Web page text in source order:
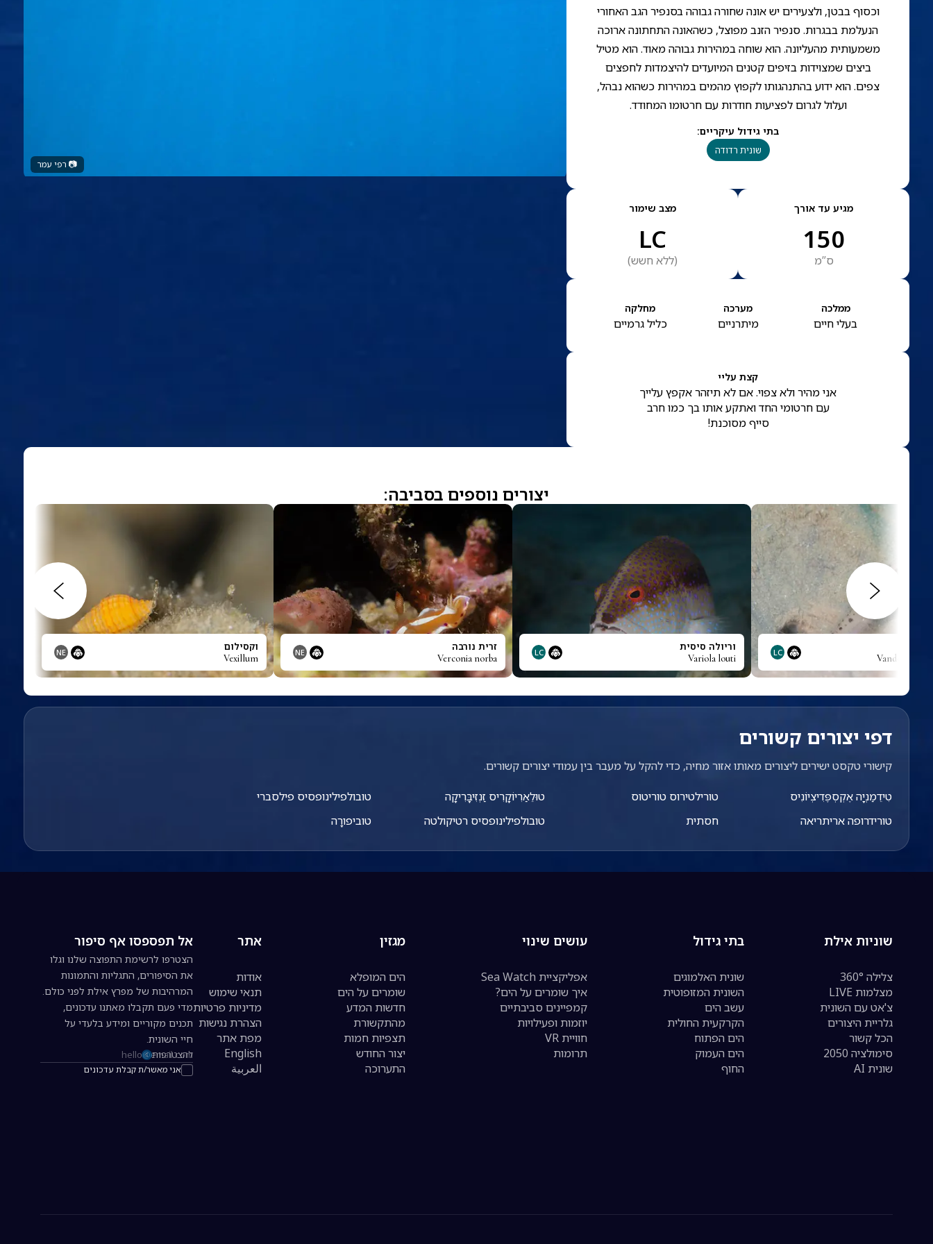
📷 רפי עמר
וכסוף בבטן, ולצעירים יש אונה שחורה גבוהה בסנפיר הגב האחורי
הנעלמת בבגרות. סנפיר הזנב מפוצל, כשהאונה התחתונה ארוכה
משמעותית מהעליונה. הוא שוחה במהירות גבוהה מאוד. הוא מטיל
ביצים שמצוידות בזיפים קטנים המיועדים להיצמדות לחפצים
צפים. הוא ידוע בהתנהגותו לקפוץ מהמים במהירות כשהוא נבהל,
ועלול לגרום לפציעות חודרות עם חרטומו המחודד.
בתי גידול עיקריים:
שונית רדודה
מגיע עד אורך
150
ס”מ
מצב שימור
LC
(ללא חשש)
ממלכה
בעלי חיים
מערכה
מיתרניים
מחלקה
כליל גרמיים
קצת עליי
אני מהיר ולא צפוי. אם לא תיזהר אקפץ עלייך
עם חרטומי החד ואתקע אותו בך כמו חרב
סייף מסוכנת!
יצורים נוספים בסביבה:
LC וריולה סיסית
Variola louti
LC זרית נורבה
Verconia norba
NE וקסילום
Vexillum
NE
דפי יצורים קשורים
קישורי טקסט ישירים ליצורים מאותו אזור מחיה, כדי להקל על מעבר בין עמודי יצורים קשורים.
טִידֵמַנְיָה אֶקְסְפֶּדִיצְיוֹנִיס
טורידרופה אריתריאה
טורילטירוס טוריטוס
חסתית
טוּלֵאַרִיוֹקָרִיס זַנְזִיבָּרִיקָה
טובולפילינופסיס רטיקולטה
טובולפילינופסיס פילסברי
טוביפורָה
שוניות אילת
צלילה 360°
מצלמות LIVE
צ'אט עם השונית
גלריית היצורים
הכל קשור
סימולציה 2050
שונית AI
בתי גידול
שונית האלמוגים
השונית המזופוטית
עשב הים
הקרקעית החולית
הים הפתוח
הים העמוק
החוף
עושים שינוי
אפליקציית Sea Watch
איך שומרים על הים?
קמפיינים סביבתיים
יוזמות ופעילויות
חוויית VR
תרומות
מגזין
הים המופלא
שומרים על הים
חדשות המדע
מהתקשורת
תצפיות חמות
יצור החודש
התערוכה
אתר
אודות
תנאי שימוש
מדיניות פרטיות
הצהרת נגישות
מפת אתר
English
العربية
אל תפספסו אף סיפור
הצטרפו לרשימת התפוצה שלנו וגלו
את הסיפורים, התגליות והתמונות
המרהיבות של מפרץ אילת לפני כולם.
מדי פעם תקבלו מאתנו עדכונים,
תכנים מקוריים ומידע בלעדי על
חיי השונית.
כתובת אימייל להרשמה לניוזלטר
אני מאשר/ת קבלת עדכונים
להצטרפות